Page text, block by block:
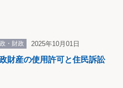
備
て更生緊急保護を行うことがで
与については更に6か月を、そ
されました。
・財政 2025年10月01日
財産の使用許可と住民訴訟